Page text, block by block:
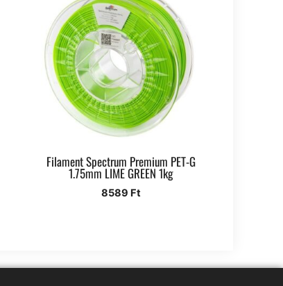
Filament Spectrum Premium PET-G
1.75mm LIME GREEN 1kg
8589 Ft